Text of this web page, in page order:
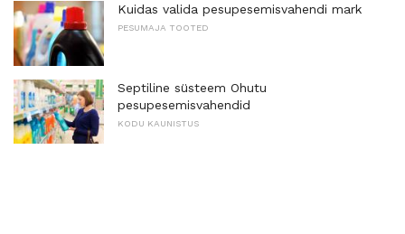
Kuidas valida pesupesemisvahendi mark
PESUMAJA TOOTED
Septiline süsteem Ohutu
pesupesemisvahendid
KODU KAUNISTUS